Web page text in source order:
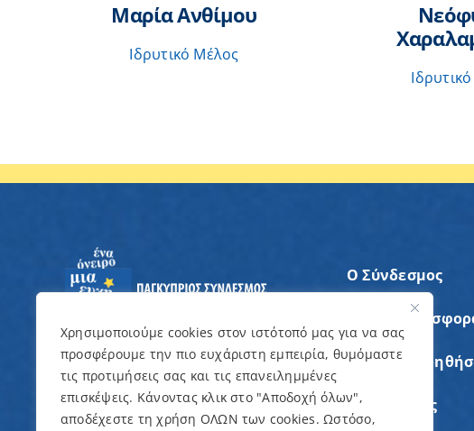
Χρησιμοποιούμε cookies στον ιστότοπό μας για να σας
προσφέρουμε την πιο ευχάριστη εμπειρία, θυμόμαστε
τις προτιμήσεις σας και τις επανειλημμένες
επισκέψεις. Κάνοντας κλικ στο "Αποδοχή όλων",
αποδέχεστε τη χρήση ΟΛΩΝ των cookies. Ωστόσο,
Μαρία Ανθίμου
Ιδρυτικό Μέλος
Ο Σύνδεσμος
Άξονες
Θέλω να
Εκδηλώσεις